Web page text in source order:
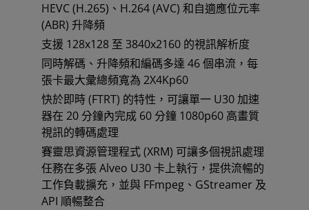
HEVC (H.265)、H.264 (AVC) 和自適應位元率
(ABR) 升降頻
支援 128x128 至 3840x2160 的視訊解析度
同時解碼、升降頻和編碼多達 46 個串流，每
張卡最大彙總頻寬為 2X4Kp60
快於即時 (FTRT) 的特性，可讓單一 U30 加速
器在 20 分鐘內完成 60 分鐘 1080p60 高畫質
視訊的轉碼處理
賽靈思資源管理程式 (XRM) 可讓多個視訊處理
任務在多張 Alveo U30 卡上執行，提供流暢的
工作負載擴充，並與 FFmpeg、GStreamer 及
API 順暢整合